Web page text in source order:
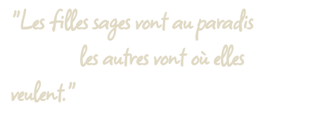
"Les filles sages vont au paradis
les autres vont où elles
veulent."